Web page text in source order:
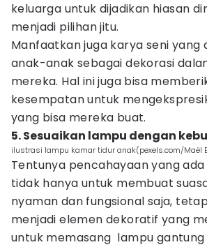
keluarga untuk dijadikan hiasan
menjadi pilihan jitu.
Manfaatkan juga karya seni yang
anak-anak sebagai dekorasi
mereka. Hal ini juga bisa
kesempatan untuk
yang bisa mereka buat.
5. Sesuaikan lampu dengan
ilustrasi lampu kamar tidur anak(pexels.com/Maël
Tentunya pencahayaan yang
tidak hanya untuk membuat
nyaman dan fungsional saja,
menjadi elemen dekoratif yang
untuk memasang lampu